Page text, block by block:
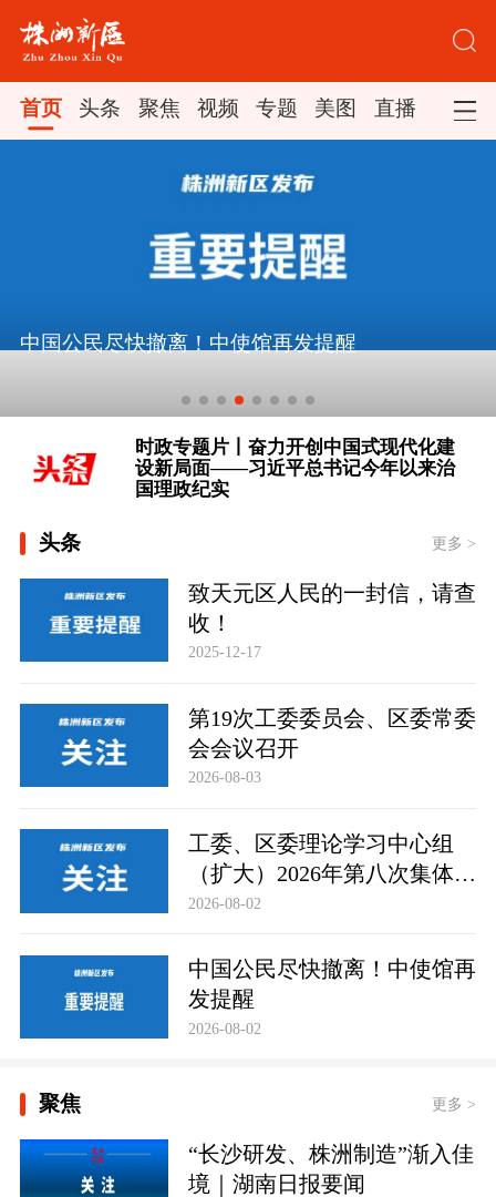
首页 头条 聚焦 视频 专题 美图 直播
中国公民尽快撤离！中使馆再发提醒
[学习新语·铸魂强党｜学懂弄通做实党
的创新理论]
时政专题片丨奋力开创中国式现代化建
设新局面——习近平总书记今年以来治
国理政纪实
[学习新语·铸魂强党｜学懂弄通做实党
的创新理论]
时政专题片丨奋力开创中国式现代化建
设新局面——习近平总书记今年以来治
头条 更多 >
致天元区人民的一封信，请查
收！
2025-12-17
第19次工委委员会、区委常委
会会议召开
2026-08-03
工委、区委理论学习中心组
（扩大）2026年第八次集体学
习举行
2026-08-02
中国公民尽快撤离！中使馆再
发提醒
2026-08-02
聚焦 更多 >
“长沙研发、株洲制造”渐入佳
境｜湖南日报要闻